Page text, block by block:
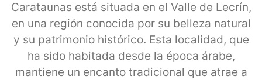
Carataunas está situada en el Valle de Lecrín,
en una región conocida por su belleza natural
y su patrimonio histórico. Esta localidad, que
ha sido habitada desde la época árabe,
mantiene un encanto tradicional que atrae a